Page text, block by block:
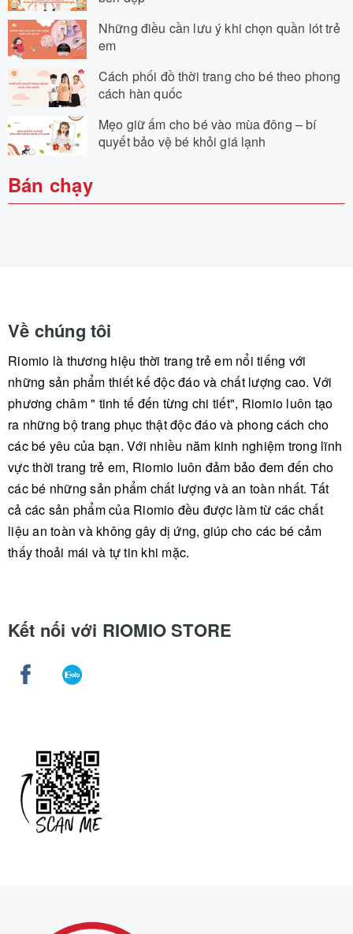
Những điều cần lưu ý khi chọn quần lót trẻ
em
Cách phối đồ thời trang cho bé theo phong
cách hàn quốc
Mẹo giữ ấm cho bé vào mùa đông – bí
quyết bảo vệ bé khỏi giá lạnh
Bán chạy
Về chúng tôi
Riomio là thương hiệu thời trang trẻ em nổi tiếng với
những sản phẩm thiết kế độc đáo và chất lượng cao. Với
phương châm " tinh tế đến từng chi tiết", Riomio luôn tạo
ra những bộ trang phục thật độc đáo và phong cách cho
các bé yêu của bạn. Với nhiều năm kinh nghiệm trong lĩnh
vực thời trang trẻ em, Riomio luôn đảm bảo đem đến cho
các bé những sản phẩm chất lượng và an toàn nhất. Tất
cả các sản phẩm của Riomio đều được làm từ các chất
liệu an toàn và không gây dị ứng, giúp cho các bé cảm
thấy thoải mái và tự tin khi mặc.
Kết nối với RIOMIO STORE